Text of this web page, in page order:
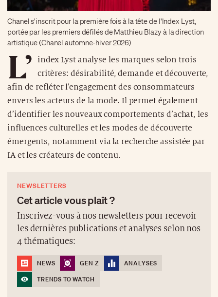
Chanel s'inscrit pour la première fois à la tête de l'Index Lyst,
portée par les premiers défilés de Matthieu Blazy à la direction
artistique (Chanel automne-hiver 2026)
L’
index Lyst analyse les marques selon trois
critères: désirabilité, demande et découverte,
afin de refléter l’engagement des consommateurs
envers les acteurs de la mode. Il permet également
d’identifier les nouveaux comportements d’achat, les
influences culturelles et les modes de découverte
émergents, notamment via la recherche assistée par
IA et les créateurs de contenu.
NEWSLETTERS
Cet article vous plaît ?
Inscrivez-vous à nos newsletters pour recevoir
les dernières publications et analyses selon nos
4 thématiques:
NEWS GEN Z
ANALYSES
TRENDS TO WATCH